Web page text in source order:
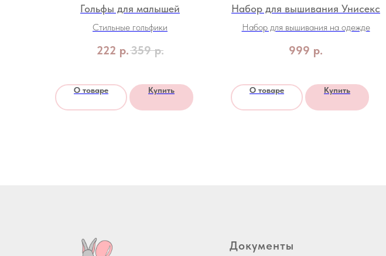
Гольфы для малышей
Стильные гольфики
222 р.359 р.
О товаре Купить
Набор для вышивания Унисекс
Набор для вышивания на одежде
999 р.
О товаре Купить
Документы